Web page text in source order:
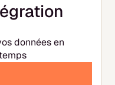
données en